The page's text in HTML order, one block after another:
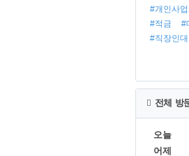
#개인사
#적금
#
#직장인
전체 방
오늘
어제